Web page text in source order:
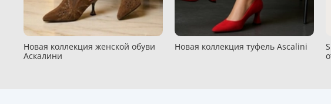
Новая коллекция женской обуви
Аскалини
Новая коллекция туфель Ascalini